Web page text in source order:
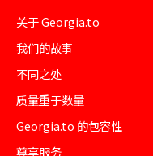
关于 Georgia.to
我们的故事
不同之处
质量重于数量
Georgia.to 的包容性
尊享服务